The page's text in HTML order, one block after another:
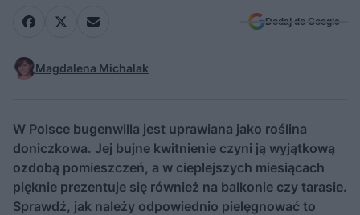
Dodaj do Google
Magdalena Michalak
W Polsce bugenwilla jest uprawiana jako roślina
doniczkowa. Jej bujne kwitnienie czyni ją wyjątkową
ozdobą pomieszczeń, a w cieplejszych miesiącach
pięknie prezentuje się również na balkonie czy tarasie.
Sprawdź, jak należy odpowiednio pielęgnować to